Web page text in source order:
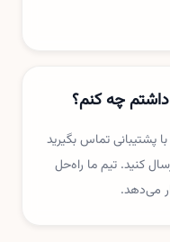
داشتم چه کنم؟
پشتیبانی تماس بگیرید
کنید. تیم ما راه‌حل
می‌دهد.